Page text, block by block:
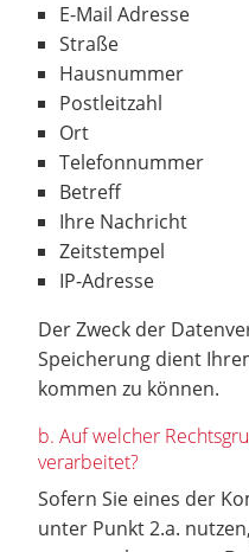
E-Mail Adresse
Straße
Hausnummer
Postleitzahl
Ort
Telefonnummer
Betreff
Ihre Nachricht
Zeitstempel
IP-Adresse
Der Zweck der
Speicherung dient
kommen zu können.
b. Auf welcher
verarbeitet?
Sofern Sie eines der
unter Punkt 2.a.